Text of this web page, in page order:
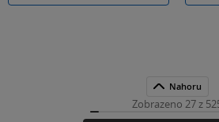
Nahoru
Zobrazeno 27 z